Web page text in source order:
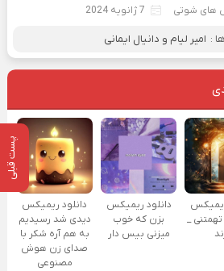
پست قبلی
های شوتی 7 ژانویه 2024
: امیر لیام و دانیال ایمانی
_
دانلود ریمیکس
بزن که خوب
میزنی بیس دار
دانلود ریمیکس
دیدی شد رسیدیم
به هم آره شکر با
صدای زن هوش
مصنوعی